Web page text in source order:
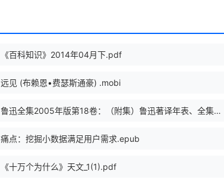
《百科知识》2014年04月下.pdf
远见 (布赖恩•费瑟斯通豪) .mobi
鲁迅全集2005年版第18卷：（附集）鲁迅著译年表、全集篇目索引、全集注释索引.pdf
痛点：挖掘小数据满足用户需求.epub
《十万个为什么》天文_1(1).pdf